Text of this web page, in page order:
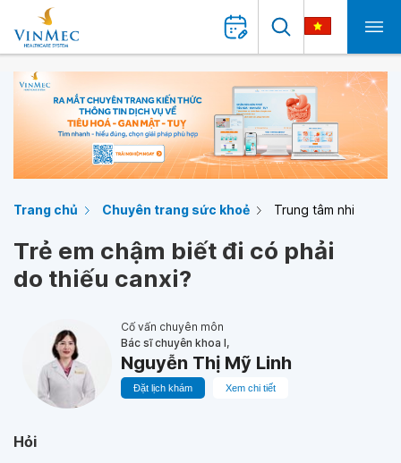
Trang chủ Chuyên trang sức khoẻ Trung tâm nhi
Trẻ em chậm biết đi có phải
do thiếu canxi?
Cố vấn chuyên môn
Bác sĩ chuyên khoa I,
Nguyễn Thị Mỹ Linh
Đặt lịch khám Xem chi tiết
Hỏi